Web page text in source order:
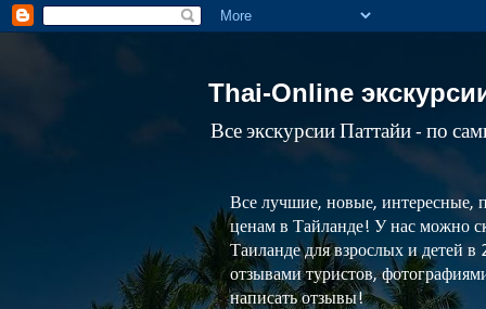
Thai-Online
Все экскурсии Паттайи - по
Все лучшие, новые, интересные,
ценам в Тайланде! У нас можно
Таиланде для взрослых и детей
отзывами туристов,
написать отзывы!